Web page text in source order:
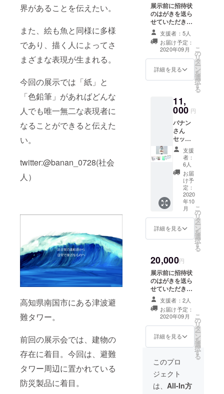
界があることを伝えたい。
また、絵も魚と同様に多様
であり、描く人によってさ
まざまな表現が生まれる。
今回の展示では「紙」と
「色鉛筆」があればどんな
人でも唯一無二な表現者に
なることができると伝えた
い。
twitter:@banan_0728(社会
人）
高知県南国市にある津波避
難タワー。
前回の展示会では、建物の
存在に着目。今回は、避難
タワー周辺に置かれている
防災製品に着目。
展示前に招待状
のはがきを送ら
せていただきま
す。 また、展示
終了後、お礼の
お手紙を送らせ
ていただきま
す。 会場内での
ポスターに名前
ご記入くださ
支援者：5人
お届け予定：
2020年09月
詳細を見る
こ
の
リ
タ
ー
ン
を
選
択
す
る
11,
000 円
バナン
さん
セット
エコ
バッ
ク・
2021年
度カレ
ダー・
マグ
カップ
（1個）
をお届
けいた
しま
支援
者：
6人
お届
け予
定：
2020
年10
月
詳細を見る
こ
の
リ
タ
ー
ン
を
選
択
す
る
20,000円
展示前に招待状
のはがきを送ら
せていただきま
す。 また、展示
終了後、お礼の
お手紙を送らせ
ていただきま
す。 その中に展
示までのスケ
などの情報も含
めます。 会場内
でのポスターに
名前掲載 ＊支援
支援者：2人
お届け予定：
2020年09月
詳細を見る
こ
の
リ
タ
ー
ン
を
選
択
す
る
このプロ
ジェクト
は、 All-In方